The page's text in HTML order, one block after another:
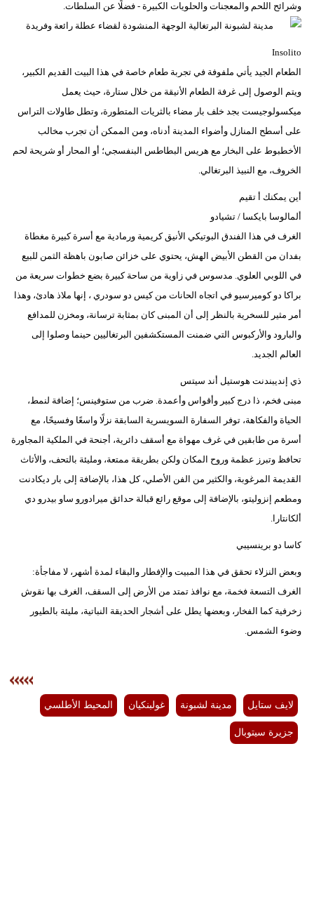
وشرائح اللحم والمعجنات والحلويات الكبيرة - فضلًا عن السلطات.
Insolito
الطعام الجيد يأتي ملفوفة في تجربة طعام خاصة في هذا البيت القديم الكبير،
ويتم الوصول إلى غرفة الطعام الأنيقة من خلال ستارة، حيث يعمل
ميكسولوجيست بجد خلف بار مضاء بالثريات المتطورة، وتطل طاولات التراس
على أسطح المنازل وأضواء المدينة أدناه، ومن الممكن أن تجرب مخالب
الأخطبوط على البخار مع هريس البطاطس البنفسجي؛ أو المحار أو شريحة لحم
الخروف، مع النبيذ البرتغالي.
أين يمكنك أ تقيم
ألمالوسا بايكسا / تشيادو
الغرف في هذا الفندق البوتيكي الأنيق كريمية ورمادية مع أسرة كبيرة مغطاة
بفدان من القطن الأبيض الهش، يحتوي على خزائن صابون باهظة الثمن للبيع
في اللوبي العلوي. مدسوس في زاوية من ساحة كبيرة بضع خطوات سريعة من
براكا دو كوميرسيو في اتجاه الحانات من كيس دو سودري ، إنها ملاذ هادئ، وهذا
أمر مثير للسخرية بالنظر إلى أن المبنى كان بمثابة ترسانة، ومخزن للمدافع
والبارود والأركبوس التي ضمنت المستكشفين البرتغاليين حينما وصلوا إلى
العالم الجديد.
ذي إنديبندنت هوستيل أند سيتس
مبنى فخم، ذا درج كبير وأقواس وأعمدة. ضرب من ستوفينس؛ إضافة لنمط،
الحياة والفكاهة، توفر السفارة السويسرية السابقة نزلًا واسعًا وفسيحًا، مع
أسرة من طابقين في غرف مهواة مع أسقف دائرية، أجنحة في الملكية المجاورة
تحافظ وتبرز عظمة وروح المكان ولكن بطريقة ممتعة، ومليئة بالتحف، والأثاث
القديمة المرغوبة، والكثير من الفن الأصلي، كل هذا، بالإضافة إلى بار ديكادنت
ومطعم إنزوليتو، بالإضافة إلى موقع رائع قبالة حدائق ميرادورو ساو بيدرو دي
ألكانتارا.
كاسا دو برينسيبي
وبعض النزلاء تحقق في هذا المبيت والإفطار والبقاء لمدة أشهر، لا مفاجأة:
الغرف التسعة فخمة، مع نوافذ تمتد من الأرض إلى السقف، الغرف بها نقوش
زخرفية كما الفخار، وبعضها يطل على أشجار الحديقة النباتية، مليئة بالطيور
وضوء الشمس.
لايف ستايل مدينة لشبونة غولبنكيان المحيط الأطلسي
جزيرة سيتوبال